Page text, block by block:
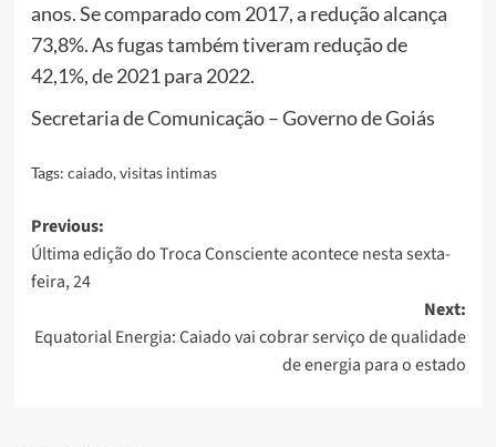
anos. Se comparado com 2017, a redução alcança
73,8%. As fugas também tiveram redução de
42,1%, de 2021 para 2022.
Secretaria de Comunicação – Governo de Goiás
Tags: caiado,visitas intimas
Post
navigation
Previous:
Última edição do Troca Consciente acontece nesta sexta-
feira, 24
Next:
Equatorial Energia: Caiado vai cobrar serviço de qualidade
de energia para o estado